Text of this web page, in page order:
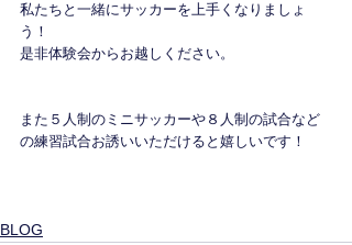
私たちと一緒にサッカーを上手くなりましょ
う！
是非体験会からお越しください。
また５人制のミニサッカーや８人制の試合など
の練習試合お誘いいただけると嬉しいです！
BLOG